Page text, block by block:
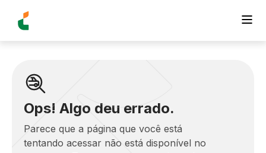
Ops! Algo deu errado.
Parece que a página que você está
tentando acessar não está disponível no